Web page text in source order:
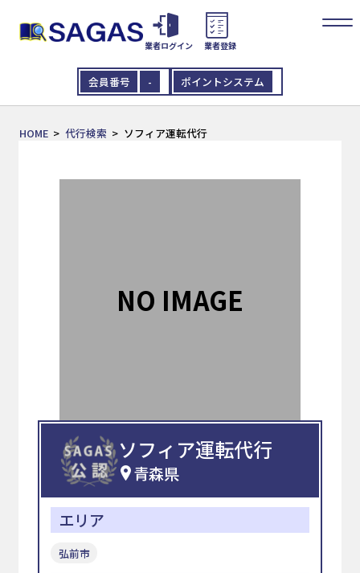
会員番号 - ポイントシステム
業者ログイン 業者登録
HOME 代行検索 ソフィア運転代行
NO IMAGE
ソフィア運転代行
青森県
エリア
弘前市